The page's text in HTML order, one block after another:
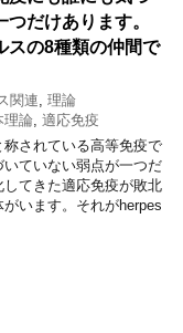
だけあります。
スの8種類の仲間で
関連
理論
理論 適応免疫
されている高等免疫で
ていない弱点が一つだ
てきた適応免疫が敗北
います。それがherpes